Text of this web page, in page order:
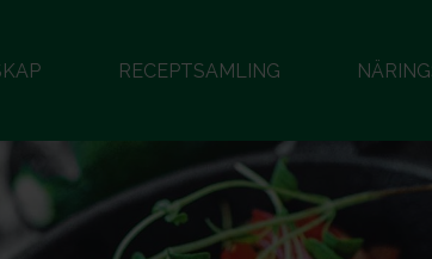
RECEPTSAMLING